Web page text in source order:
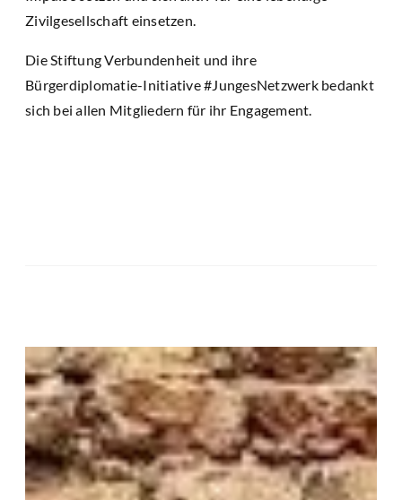
Zivilgesellschaft einsetzen.
Die Stiftung Verbundenheit und ihre
Bürgerdiplomatie-Initiative #JungesNetzwerk bedankt
sich bei allen Mitgliedern für ihr Engagement.